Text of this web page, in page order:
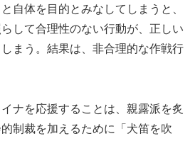
自体を目的とみなしてしまうと、
して合理性のない行動が、正しい
まう。結果は、非合理的な作戦行
ナを応援することは、親露派を炙
制裁を加えるために「犬笛を吹